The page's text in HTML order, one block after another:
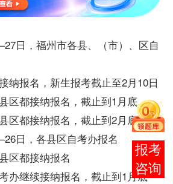
日，福州市各县、（市）、区自
纳报名 ，新生报考截止至2月10日
都接纳报名，截止到1月底
都接纳报名，截止到2月底
日，各县区自考办报名
都接纳报名
继续接纳报名，截止到1月底
报考
咨询